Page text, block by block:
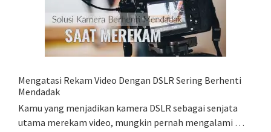
Foto
Di
HP
(Export
Import
Mengatasi Rekam Video Dengan DSLR Sering Berhenti
Mendadak
Kamu yang menjadikan kamera DSLR sebagai senjata
utama merekam video, mungkin pernah mengalami …